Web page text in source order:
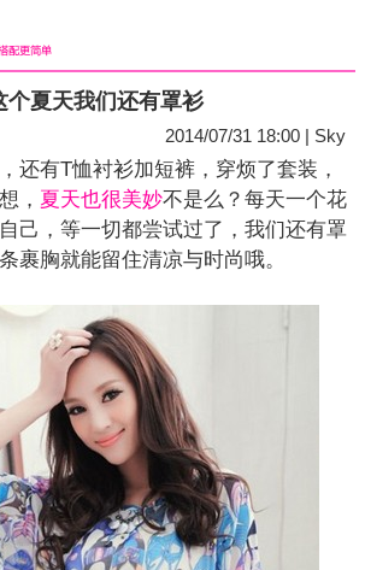
个夏天我们还有罩衫
2014/07/31 18:00 | Sky
有T恤衬衫加短裤，穿烦了套装，
， 夏天也很美妙不是么？每天一个花
己，等一切都尝试过了，我们还有罩
裹胸就能留住清凉与时尚哦。